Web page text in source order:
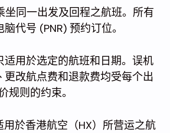
坐同一出发及回程之航班。所有
代号 (PNR) 预约订位。
适用於选定的航班和日期。误机
更改航点费和退款费均受每个出
规则的约束。
用於香港航空（HX）所营运之航